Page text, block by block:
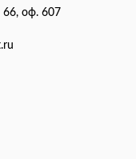
66, оф. 607